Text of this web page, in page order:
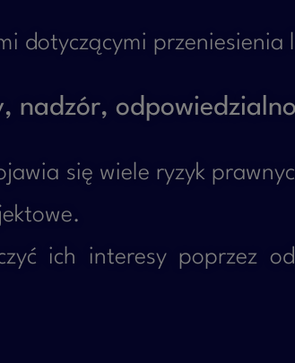
dotyczącymi
nadzór,
się wiele ryzyk
ich interesy poprzez